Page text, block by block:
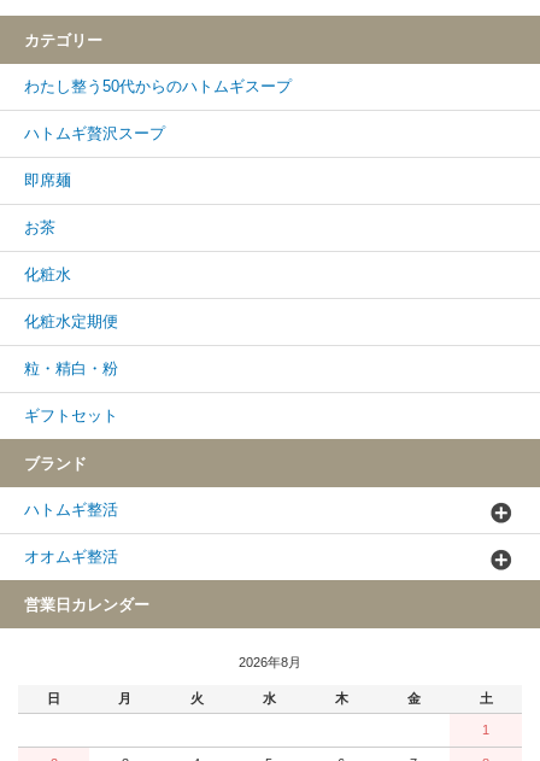
カテゴリー
わたし整う50代からのハトムギスープ
ハトムギ贅沢スープ
即席麺
お茶
化粧水
化粧水定期便
粒・精白・粉
ギフトセット
ブランド
ハトムギ整活
オオムギ整活
営業日カレンダー
2026年8月
日 月 火 水 木 金 土
1